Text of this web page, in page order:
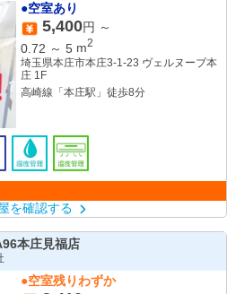
●空室あり
5,400円 ～
0.72 ～ 5 m2
埼玉県本庄市本庄3-1-23 ヴェルヌーブ本
庄 1F
高崎線「本庄駅」徒歩8分
を確認する
本庄見福店
●空室残りわずか